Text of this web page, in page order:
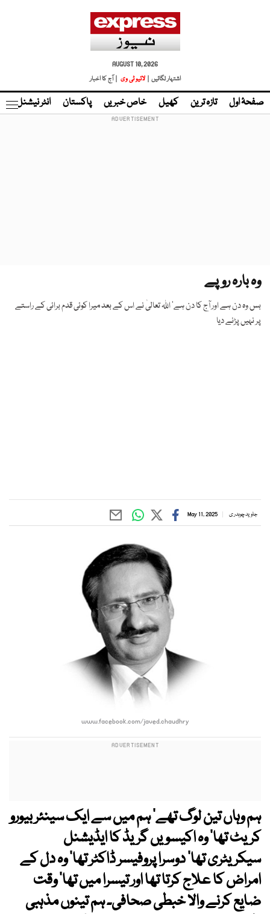
AUGUST 10, 2026
اشتہار لگائیں |
لائیو ٹی وی | آج کا اخبار
صفحۂ اول تازہ ترین کھیل خاص خبریں پاکستان انٹر نیشنل
وہ بارہ روپے
بس وہ دن ہے اور آج کا دن ہے‘ اللہ تعالیٰ نے اس کے بعد میرا کوئی قدم برائی کے راستے
پر نہیں پڑنے دیا
جاوید چوہدر ی May 11, 2025
www.facebook.com/javed.chaudhry
ہم وہاں تین لوگ تھے‘ ہم میں سے ایک سینئر بیورو
کریٹ تھا‘ وہ اکیسویں گریڈ کا ایڈیشنل
سیکریٹری تھا‘ دوسرا پروفیسر ڈاکٹر تھا‘ وہ دل کے
امراض کا علاج کرتا تھا اور تیسرا میں تھا‘ وقت
ضایع کرنے والا خبطی صحافی۔ ہم تینوں مذہبی